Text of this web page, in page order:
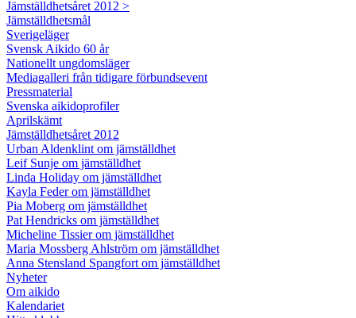
Jämställdhetsåret 2012 >
Jämställdhetsmål
Sverigeläger
Svensk Aikido 60 år
Nationellt ungdomsläger
Mediagalleri från tidigare förbundsevent
Pressmaterial
Svenska aikidoprofiler
Aprilskämt
Jämställdhetsåret 2012
Urban Aldenklint om jämställdhet
Leif Sunje om jämställdhet
Linda Holiday om jämställdhet
Kayla Feder om jämställdhet
Pia Moberg om jämställdhet
Pat Hendricks om jämställdhet
Micheline Tissier om jämställdhet
Maria Mossberg Ahlström om jämställdhet
Anna Stensland Spangfort om jämställdhet
Nyheter
Om aikido
Kalendariet